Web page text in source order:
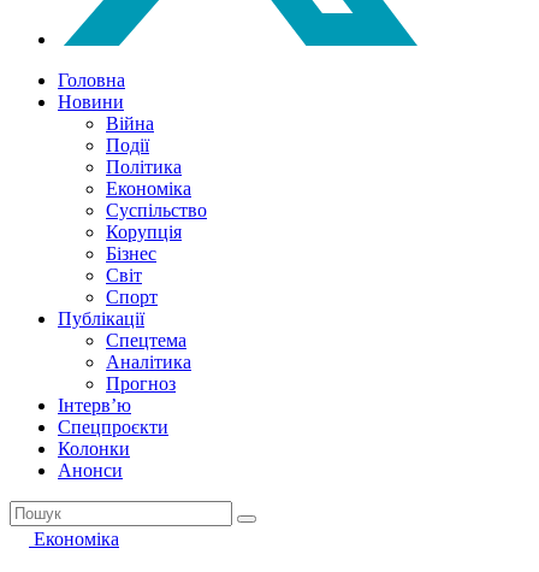
Головна
Новини
Війна
Події
Політика
Економіка
Суспільство
Корупція
Бізнес
Світ
Спорт
Публікації
Спецтема
Аналітика
Прогноз
Інтерв’ю
Спецпроєкти
Колонки
Анонси
Економіка